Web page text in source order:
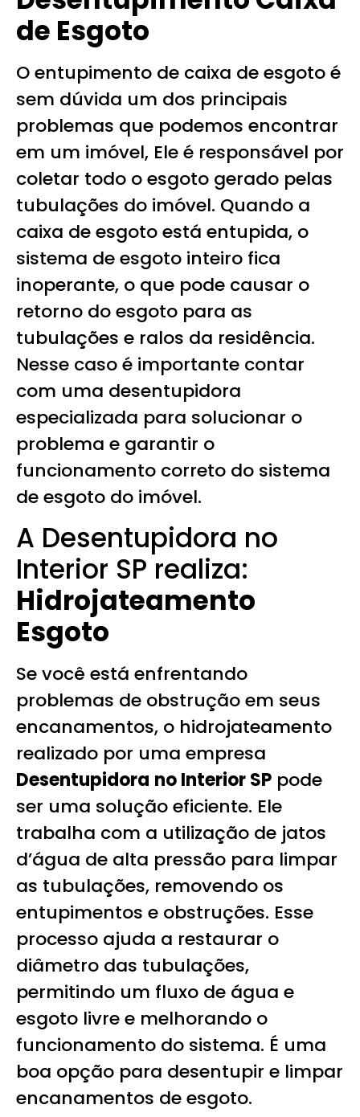
de Esgoto
O entupimento de caixa de esgoto é
sem dúvida um dos principais
problemas que podemos encontrar
em um imóvel, Ele é responsável por
coletar todo o esgoto gerado pelas
tubulações do imóvel. Quando a
caixa de esgoto está entupida, o
sistema de esgoto inteiro fica
inoperante, o que pode causar o
retorno do esgoto para as
tubulações e ralos da residência.
Nesse caso é importante contar
com uma desentupidora
especializada para solucionar o
problema e garantir o
funcionamento correto do sistema
de esgoto do imóvel.
A Desentupidora no
Interior SP realiza:
Hidrojateamento
Esgoto
Se você está enfrentando
problemas de obstrução em seus
encanamentos, o hidrojateamento
realizado por uma empresa
Desentupidora no Interior SP pode
ser uma solução eficiente. Ele
trabalha com a utilização de jatos
d’água de alta pressão para limpar
as tubulações, removendo os
entupimentos e obstruções. Esse
processo ajuda a restaurar o
diâmetro das tubulações,
permitindo um fluxo de água e
esgoto livre e melhorando o
funcionamento do sistema. É uma
boa opção para desentupir e limpar
encanamentos de esgoto.